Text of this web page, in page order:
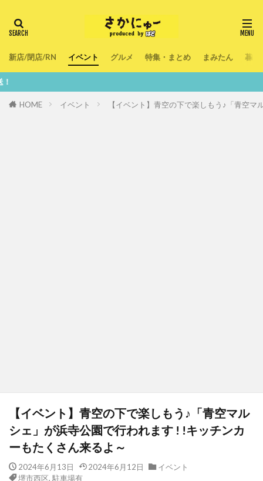
新店/閉店/RN イベント グルメ 特集・まとめ まみたん 暮ら
HOME イベント 【イベント】青空の下で楽しもう♪「青空
【イベント】青空の下で楽しもう♪「青空マル
シェ」が浜寺公園で行われます ! !キッチンカ
ーもたくさん来るよ～
2024年6月13日 2024年6月12日
イベント
堺市西区, 駐車場有